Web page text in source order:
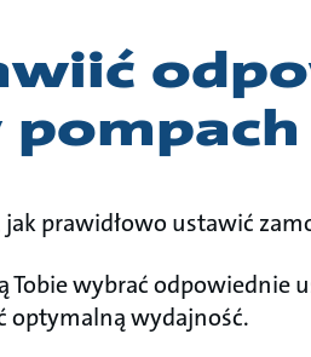
prawidłowo ustawić
Tobie wybrać odpowiednie
optymalną wydajność.